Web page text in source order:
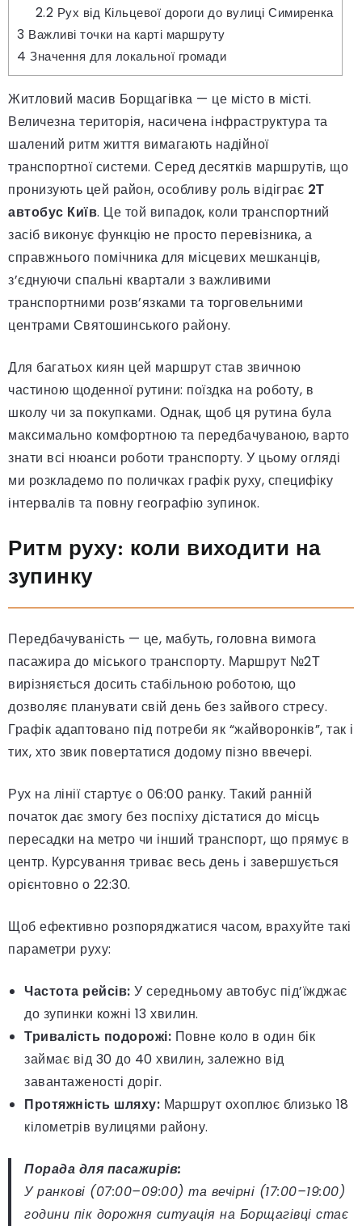
2.2 Рух від Кільцевої дороги до вулиці Симиренка
3 Важливі точки на карті маршруту
4 Значення для локальної громади
Житловий масив Борщагівка — це місто в місті.
Величезна територія, насичена інфраструктура та
шалений ритм життя вимагають надійної
транспортної системи. Серед десятків маршрутів, що
пронизують цей район, особливу роль відіграє 2Т
автобус Київ. Це той випадок, коли транспортний
засіб виконує функцію не просто перевізника, а
справжнього помічника для місцевих мешканців,
з’єднуючи спальні квартали з важливими
транспортними розв’язками та торговельними
центрами Святошинського району.
Для багатьох киян цей маршрут став звичною
частиною щоденної рутини: поїздка на роботу, в
школу чи за покупками. Однак, щоб ця рутина була
максимально комфортною та передбачуваною, варто
знати всі нюанси роботи транспорту. У цьому огляді
ми розкладемо по поличках графік руху, специфіку
інтервалів та повну географію зупинок.
Ритм руху: коли виходити на
зупинку
Передбачуваність — це, мабуть, головна вимога
пасажира до міського транспорту. Маршрут №2Т
вирізняється досить стабільною роботою, що
дозволяє планувати свій день без зайвого стресу.
Графік адаптовано під потреби як “жайворонків”, так і
тих, хто звик повертатися додому пізно ввечері.
Рух на лінії стартує о 06:00 ранку. Такий ранній
початок дає змогу без поспіху дістатися до місць
пересадки на метро чи інший транспорт, що прямує в
центр. Курсування триває весь день і завершується
орієнтовно о 22:30.
Щоб ефективно розпоряджатися часом, врахуйте такі
параметри руху:
Частота рейсів: У середньому автобус під’їжджає
до зупинки кожні 13 хвилин.
Тривалість подорожі: Повне коло в один бік
займає від 30 до 40 хвилин, залежно від
завантаженості доріг.
Протяжність шляху: Маршрут охоплює близько 18
кілометрів вулицями району.
Порада для пасажирів:
У ранкові (07:00–09:00) та вечірні (17:00–19:00)
години пік дорожня ситуація на Борщагівці стає